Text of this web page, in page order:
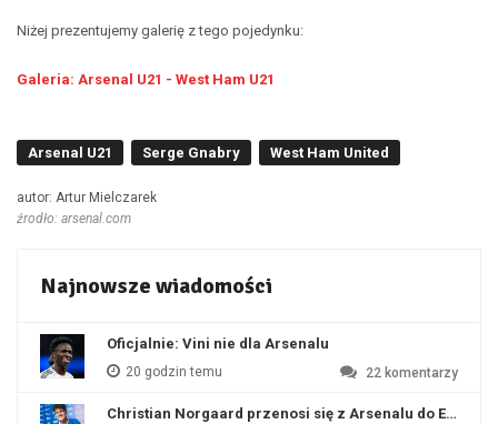
Niżej prezentujemy galerię z tego pojedynku:
Galeria: Arsenal U21 - West Ham U21
Arsenal U21 Serge Gnabry West Ham United
autor: Artur Mielczarek
źrodło: arsenal.com
Najnowsze wiadomości
Oficjalnie: Vini nie dla Arsenalu
20 godzin temu 22 komentarzy
Christian Norgaard przenosi się z Arsenalu do